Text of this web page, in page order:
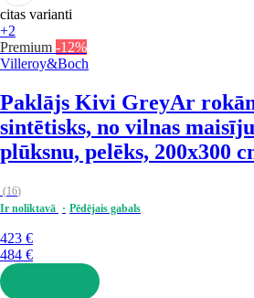
citas varianti
+2
Premium -12%
Villeroy&Boch
Paklājs Kivi GreyAr
sintētisks, no vilnas
plūksnu, pelēks, 200x300
(16)
Ir noliktavā
Pēdējais gabals
423 €
484 €